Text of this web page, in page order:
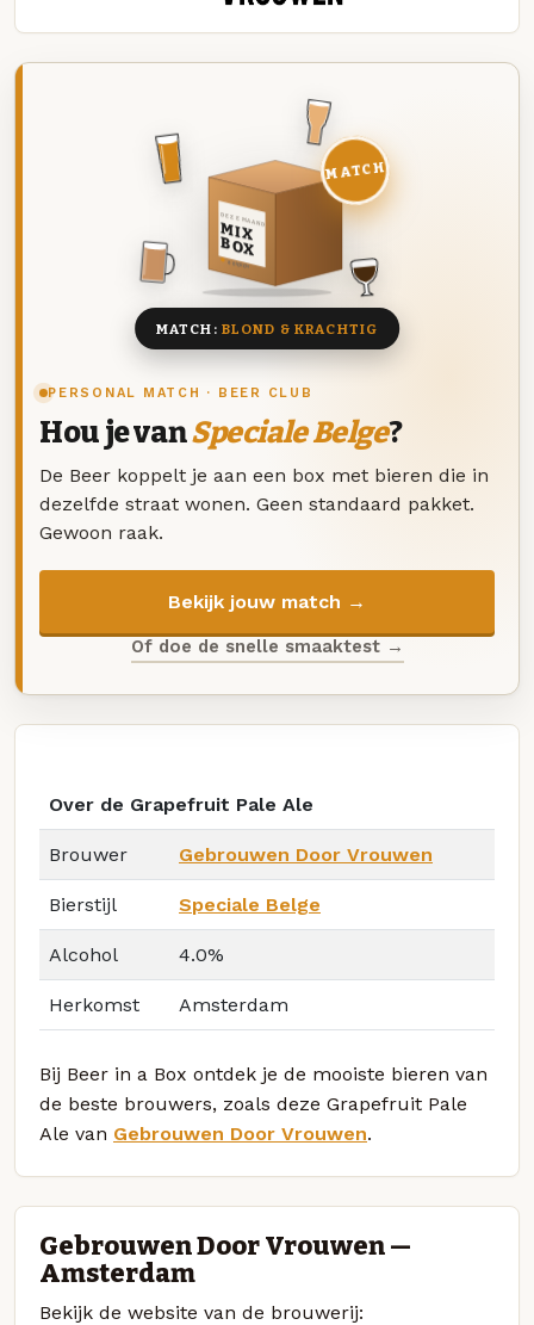
PERSONAL MATCH · BEER CLUB
Hou je vanSpeciale Belge?
De Beer koppelt je aan een box met bieren die in
dezelfde straat wonen. Geen standaard pakket.
Gewoon raak.
Bekijk jouw match →
Of doe de snelle smaaktest →
DEZE MAAND
MIX
BOX
8 BIEREN
MATCH
MATCH: BLOND & KRACHTIG
Over de Grapefruit Pale Ale
Brouwer Gebrouwen Door Vrouwen
Bierstijl Speciale Belge
Alcohol 4.0%
Herkomst Amsterdam
Bij Beer in a Box ontdek je de mooiste bieren van
de beste brouwers, zoals deze Grapefruit Pale
Ale van Gebrouwen Door Vrouwen.
Gebrouwen Door Vrouwen —
Amsterdam
Bekijk de website van de brouwerij: